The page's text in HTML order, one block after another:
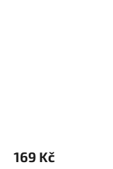
169 Kč